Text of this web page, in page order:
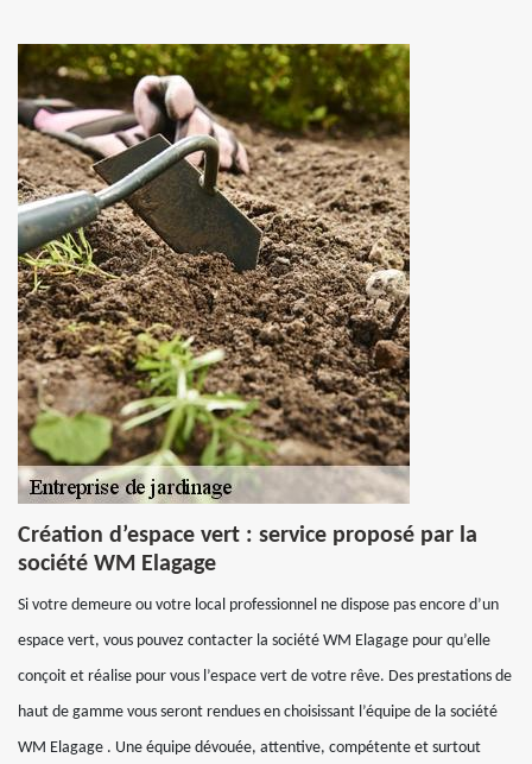
Création d’espace vert : service proposé par la
société WM Elagage
Si votre demeure ou votre local professionnel ne dispose pas encore d’un
espace vert, vous pouvez contacter la société WM Elagage pour qu’elle
conçoit et réalise pour vous l’espace vert de votre rêve. Des prestations de
haut de gamme vous seront rendues en choisissant l’équipe de la société
WM Elagage . Une équipe dévouée, attentive, compétente et surtout